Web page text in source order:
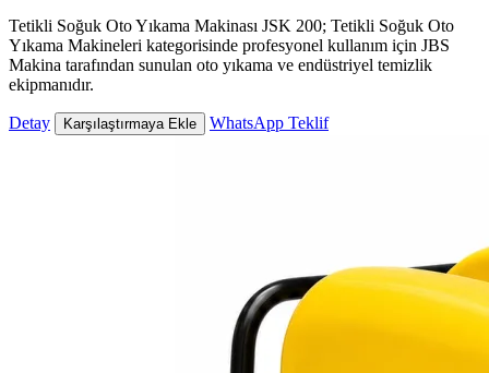
Tetikli Soğuk Oto Yıkama Makinası JSK 200; Tetikli Soğuk Oto
Yıkama Makineleri kategorisinde profesyonel kullanım için JBS
Makina tarafından sunulan oto yıkama ve endüstriyel temizlik
ekipmanıdır.
Detay Karşılaştırmaya Ekle WhatsApp Teklif